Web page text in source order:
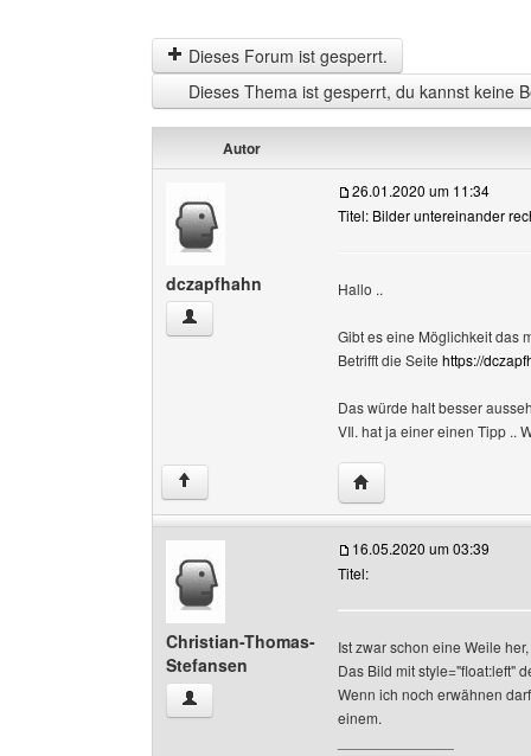
Dieses Forum ist gesperrt.
Dieses Thema ist gesperrt, du kannst keine
Autor
dczapfhahn
dczapfhahn Benutzer-Profile anzeigen
26.01.2020 um 11:34
Titel: Bilder untereinander
Hallo ..
Gibt es eine Möglichkeit das
Betrifft die Seite https://
Das würde halt besser
VIl. hat ja einer einen Tipp ..
↑ Website dieses
Christian-Thomas-
Stefansen
Christian-Thomas-Stefansen Benutzer-Profile
16.05.2020 um 03:39
Titel:
Ist zwar schon eine Weile
Das Bild mit style="float:left"
Wenn ich noch erwähnen
einem.